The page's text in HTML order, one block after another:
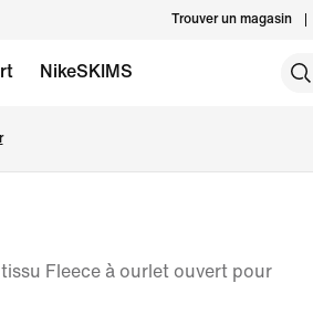
Trouver un magasin
NikeSKIMS
Fleece à ourlet ouvert pour